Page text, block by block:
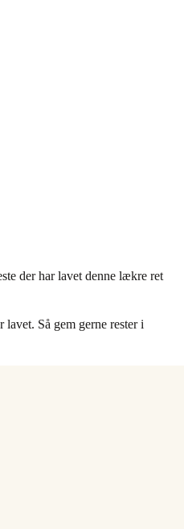
der har lavet denne lækre ret
Så gem gerne rester i